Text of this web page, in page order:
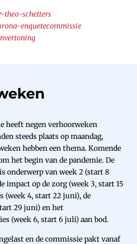
theo-schetters
enquetecommissie
heeft negen verhoorweken
steeds plaats op maandag,
hebben een thema. Komende
het begin van de pandemie. De
onderwerp van week 2 (start 8
impact op de zorg (week 3, start 15
4, start 22 juni), de
29 juni) en het
(week 6, start 6 juli) aan bod.
en de commissie pakt vanaf